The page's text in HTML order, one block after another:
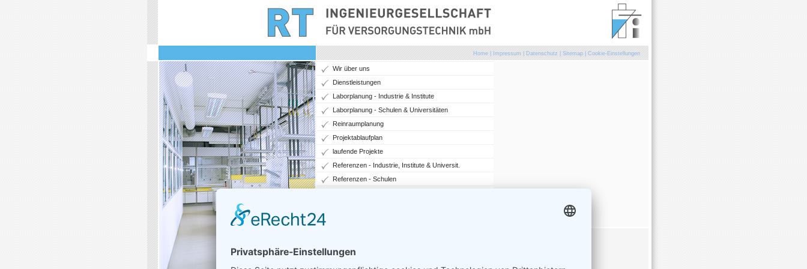
Home| Impressum Datenschutz Sitemap| Cookie-Einstellungen
Wir über uns
Dienstleistungen
Laborplanung - Industrie & Institute
Laborplanung - Schulen & Universitäten
Reinraumplanung
Projektablaufplan
laufende Projekte
Referenzen - Industrie, Institute & Universit.
Referenzen - Schulen